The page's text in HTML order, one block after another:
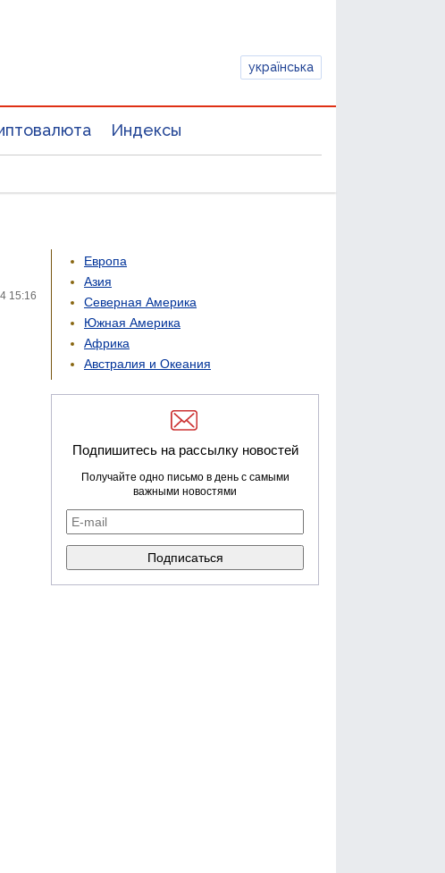
українська
Индексы
15:16
Европа
Азия
Северная Америка
Южная Америка
Африка
Австралия и Океания
Подпишитесь на рассылку новостей
Получайте одно письмо в день с самыми
важными новостями